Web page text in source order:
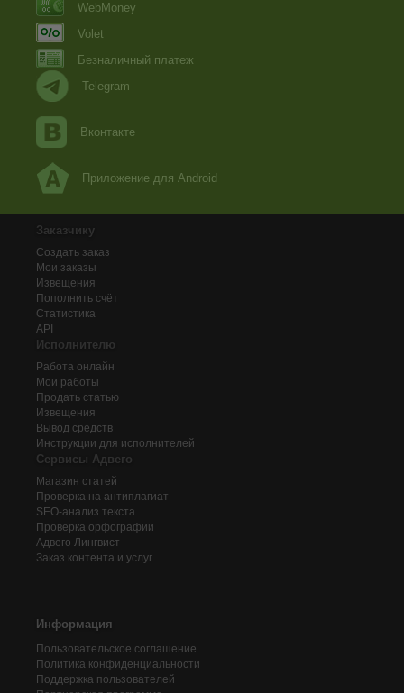
WebMoney
Volet
Безналичный платеж
Telegram
Вконтакте
Приложение для Android
Заказчику
Создать заказ
Мои заказы
Извещения
Пополнить счёт
Статистика
API
Исполнителю
Работа онлайн
Мои работы
Продать статью
Извещения
Вывод средств
Инструкции для исполнителей
Сервисы Адвего
Магазин статей
Проверка на антиплагиат
SEO-анализ текста
Проверка орфографии
Адвего Лингвист
Заказ контента и услуг
Информация
Пользовательское соглашение
Политика конфиденциальности
Поддержка пользователей